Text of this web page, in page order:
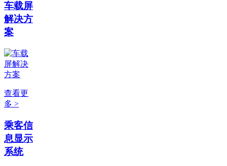
车载屏
解决方
案
查看更
多 >
乘客信
息显示
系统